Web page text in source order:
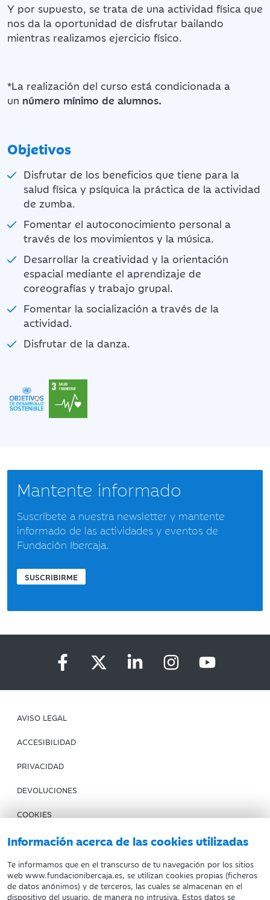
Información acerca de las cookies utilizadas
Te informamos que en el transcurso de tu navegación por los sitios
web www.fundacionibercaja.es, se utilizan cookies propias (ficheros
de datos anónimos) y de terceros, las cuales se almacenan en el
dispositivo del usuario, de manera no intrusiva. Estos datos se
Y por supuesto, se trata de una actividad física que
nos da la oportunidad de disfrutar bailando
mientras realizamos ejercicio físico.
*La realización del curso está condicionada a
un número mínimo de alumnos.
Objetivos
Disfrutar de los beneficios que tiene para la
salud física y psíquica la práctica de la actividad
de zumba.
Fomentar el autoconocimiento personal a
través de los movimientos y la música.
Desarrollar la creatividad y la orientación
espacial mediante el aprendizaje de
coreografías y trabajo grupal.
Fomentar la socialización a través de la
actividad.
Disfrutar de la danza.
Mantente informado
Suscríbete a nuestra newsletter y mantente
informado de las actividades y eventos de
Fundación Ibercaja.
SUSCRIBIRME
AVISO LEGAL
ACCESIBILIDAD
PRIVACIDAD
DEVOLUCIONES
COOKIES
CONDICIONES DE COMPRA
IBERCAJA BANCO
Fundación Bancaria Ibercaja. C.I.F. G-50000652.